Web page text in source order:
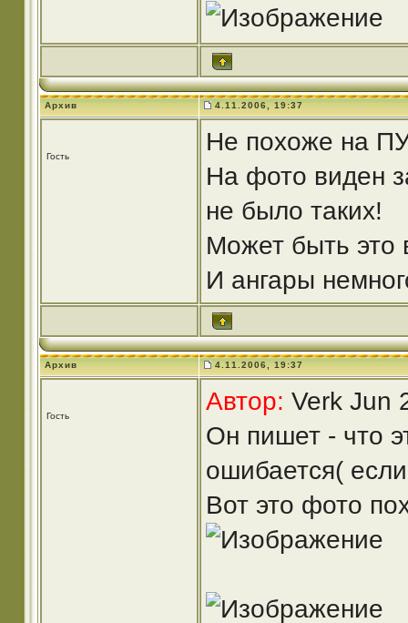
Архив 4.11.2006, 19:37
Гость
Не похоже на
На фото виден
не было таких!
Может быть
И ангары
Архив 4.11.2006, 19:37
Гость
Автор: Verk Jun
Он пишет - что
ошибается(
Вот это фото